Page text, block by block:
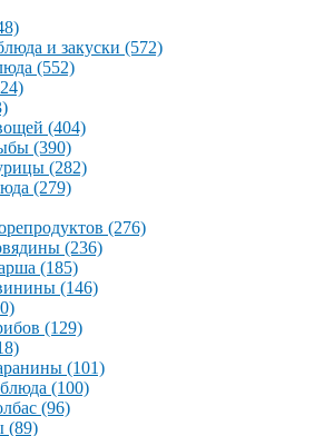
и закуски (572)
(552)
(404)
(390)
(282)
(279)
(276)
(236)
(185)
(146)
(129)
(101)
(100)
(96)
(89)